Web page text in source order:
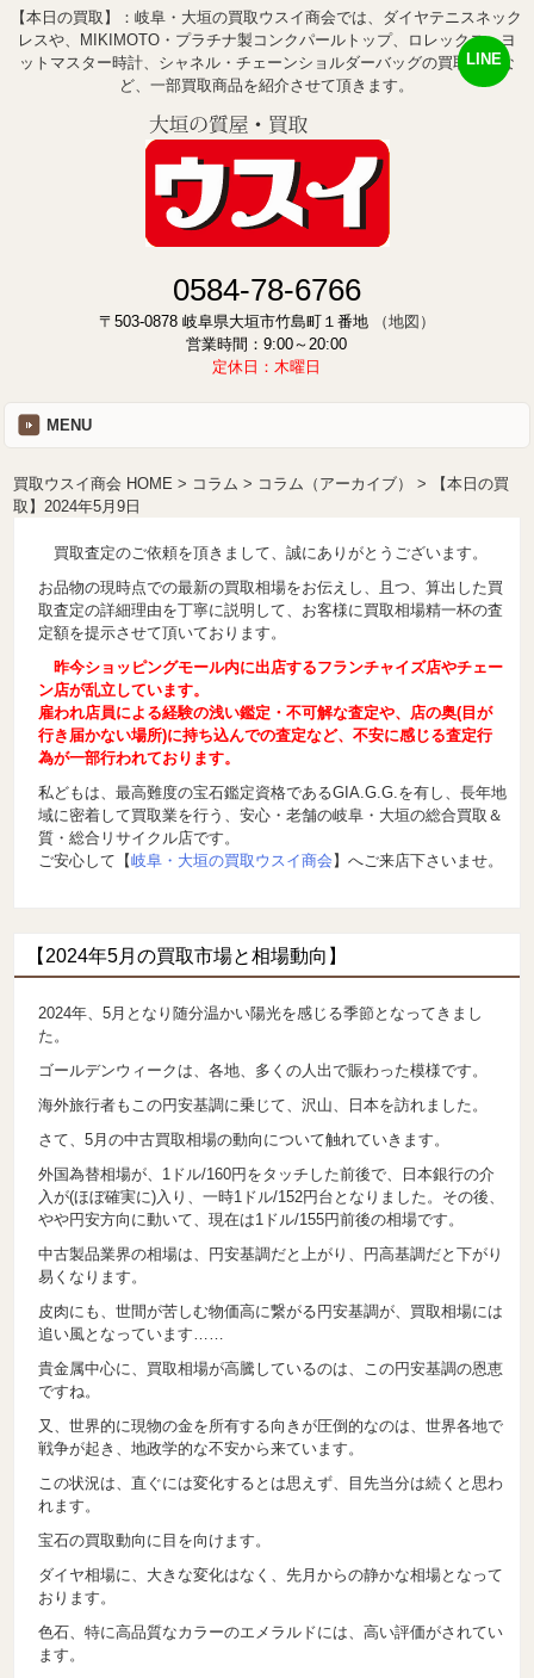
【本日の買取】：岐阜・大垣の買取ウスイ商会では、ダイヤテニスネック
レスや、MIKIMOTO・プラチナ製コンクパールトップ、ロレックス・ヨ
ットマスター時計、シャネル・チェーンショルダーバッグの買取査定な
ど、一部買取商品を紹介させて頂きます。
0584-78-6766
〒503-0878 岐阜県大垣市竹島町１番地
（地図）
営業時間：9:00～20:00
定休日：木曜日
MENU
買取ウスイ商会 HOME コラム コラム（アーカイブ）
【本日の買
取】2024年5月9日
買取査定のご依頼を頂きまして、誠にありがとうございます。
お品物の現時点での最新の買取相場をお伝えし、且つ、算出した買
取査定の詳細理由を丁寧に説明して、お客様に買取相場精一杯の査
定額を提示させて頂いております。
昨今ショッピングモール内に出店するフランチャイズ店やチェー
ン店が乱立しています。
雇われ店員による経験の浅い鑑定・不可解な査定や、店の奥(目が
行き届かない場所)に持ち込んでの査定など、不安に感じる査定行
為が一部行われております。
私どもは、最高難度の宝石鑑定資格であるGIA.G.G.を有し、長年地
域に密着して買取業を行う、安心・老舗の岐阜・大垣の総合買取＆
質・総合リサイクル店です。
ご安心して【岐阜・大垣の買取ウスイ商会 】へご来店下さいませ。
【2024年5月の買取市場と相場動向】
2024年、5月となり随分温かい陽光を感じる季節となってきまし
た。
ゴールデンウィークは、各地、多くの人出で賑わった模様です。
海外旅行者もこの円安基調に乗じて、沢山、日本を訪れました。
さて、5月の中古買取相場の動向について触れていきます。
外国為替相場が、1ドル/160円をタッチした前後で、日本銀行の介
入が(ほぼ確実に)入り、一時1ドル/152円台となりました。その後、
やや円安方向に動いて、現在は1ドル/155円前後の相場です。
中古製品業界の相場は、円安基調だと上がり、円高基調だと下がり
易くなります。
皮肉にも、世間が苦しむ物価高に繋がる円安基調が、買取相場には
追い風となっています……
貴金属中心に、買取相場が高騰しているのは、この円安基調の恩恵
ですね。
又、世界的に現物の金を所有する向きが圧倒的なのは、世界各地で
戦争が起き、地政学的な不安から来ています。
この状況は、直ぐには変化するとは思えず、目先当分は続くと思わ
れます。
宝石の買取動向に目を向けます。
ダイヤ相場に、大きな変化はなく、先月からの静かな相場となって
おります。
色石、特に高品質なカラーのエメラルドには、高い評価がされてい
ます。
LINE